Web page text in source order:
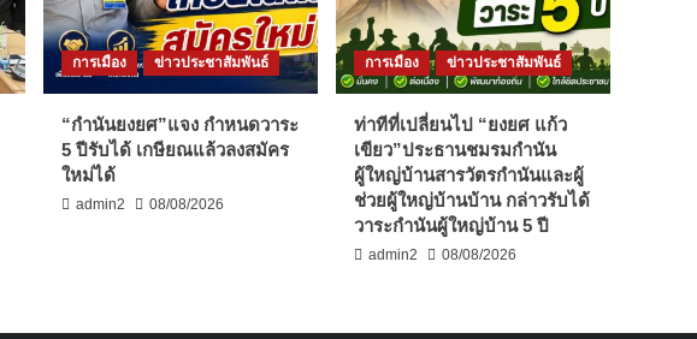
การเมือง ข่าวประชาสัมพันธ์
“กำนันยงยศ”แจง กำหนดวาระ
5 ปีรับได้ เกษียณแล้วลงสมัคร
ใหม่ได้
admin2 08/08/2026
การเมือง ข่าวประชาสัมพันธ์
ท่าทีที่เปลี่ยนไป “ยงยศ แก้ว
เขียว”ประธานชมรมกำนัน
ผู้ใหญ่บ้านสารวัตรกำนันและผู้
ช่วยผู้ใหญ่บ้านบ้าน กล่าวรับได้
วาระกำนันผู้ใหญ่บ้าน 5 ปี
admin2 08/08/2026